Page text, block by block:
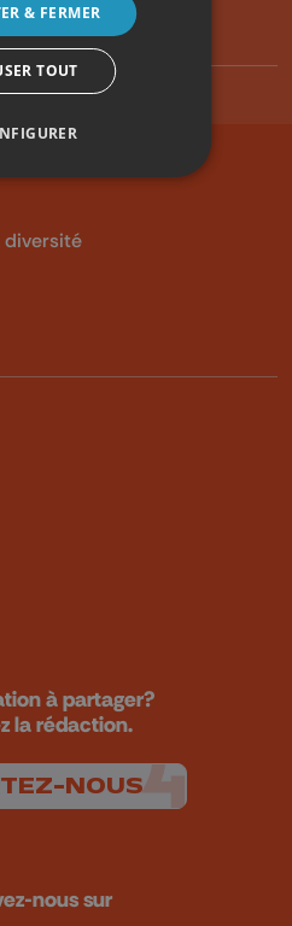
diversité
à partager?
la rédaction.
NOUS
nous sur
& FERMER
TOUT